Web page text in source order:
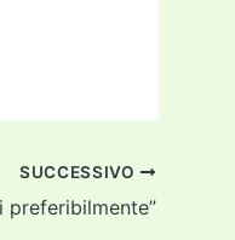
SUCCESSIVO
preferibilmente”